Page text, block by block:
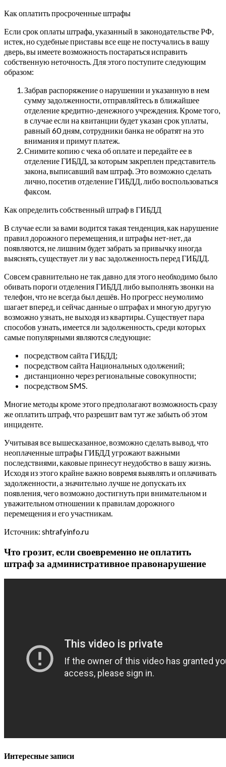
Как оплатить просроченные штрафы
Если срок оплаты штрафа, указанный в законодательстве РФ,
истек, но судебные приставы все еще не постучались в вашу
дверь, вы имеете возможность постараться исправить
собственную неточность. Для этого поступите следующим
образом:
Забрав распоряжение о нарушении и указанную в нем
сумму задолженности, отправляйтесь в ближайшее
отделение кредитно-денежного учреждения. Кроме того,
в случае если на квитанции будет указан срок уплаты,
равный 60 дням, сотрудники банка не обратят на это
внимания и примут платеж.
Снимите копию с чека об оплате и передайте ее в
отделение ГИБДД, за которым закреплен представитель
закона, выписавший вам штраф. Это возможно сделать
лично, посетив отделение ГИБДД, либо воспользоваться
факсом.
Как определить собственный штраф в ГИБДД
В случае если за вами водится такая тенденция, как нарушение
правил дорожного перемещения, и штрафы нет-нет, да
появляются, не лишним будет забрать за привычку иногда
выяснять, существует ли у вас задолженность перед ГИБДД.
Совсем сравнительно не так давно для этого необходимо было
обивать пороги отделения ГИБДД либо выполнять звонки на
телефон, что не всегда был дешёв. Но прогресс неумолимо
шагает вперед, и сейчас данные о штрафах и многую другую
возможно узнать, не выходя из квартиры. Существует пара
способов узнать, имеется ли задолженность, среди которых
самые популярными являются следующие:
посредством сайта ГИБДД;
посредством сайта Национальных одолжений;
дистанционно через региональные совокупности;
посредством SMS.
Многие методы кроме этого предполагают возможность сразу
же оплатить штраф, что разрешит вам тут же забыть об этом
инциденте.
Учитывая все вышесказанное, возможно сделать вывод, что
неоплаченные штрафы ГИБДД угрожают важными
последствиями, каковые принесут неудобство в вашу жизнь.
Исходя из этого крайне важно вовремя выявлять и оплачивать
задолженности, а значительно лучше не допускать их
появления, чего возможно достигнуть при внимательном и
уважительном отношении к правилам дорожного
перемещения и его участникам.
Источник: shtrafyinfo.ru
Что грозит, если своевременно не оплатить
штраф за административное правонарушение
Интересные записи